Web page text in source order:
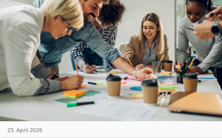
23. April 2026